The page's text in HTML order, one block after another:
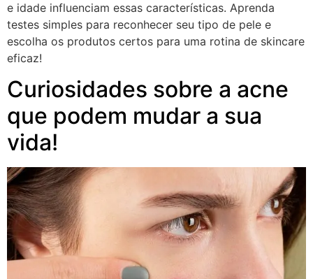
e idade influenciam essas características. Aprenda
testes simples para reconhecer seu tipo de pele e
escolha os produtos certos para uma rotina de skincare
eficaz!
Curiosidades sobre a acne
que podem mudar a sua
vida!